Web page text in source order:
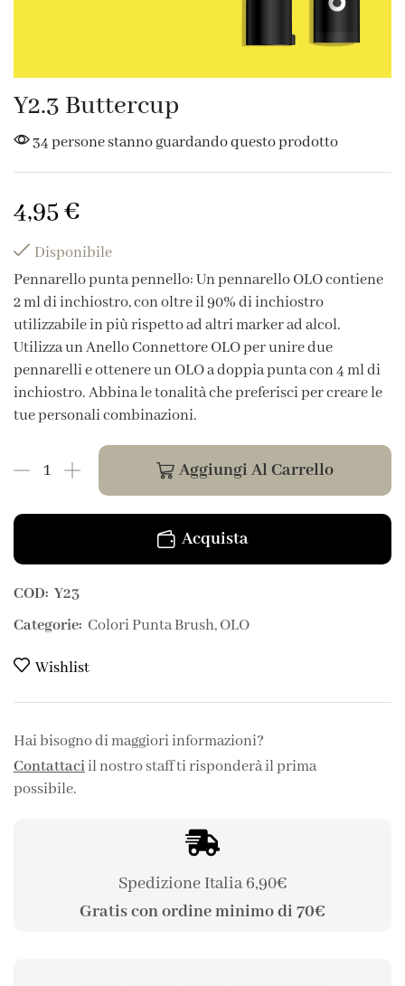
Y2.3 Buttercup
34 persone stanno guardando questo prodotto
4,95€
Disponibile
Pennarello punta pennello: Un pennarello OLO contiene
2 ml di inchiostro, con oltre il 90% di inchiostro
utilizzabile in più rispetto ad altri marker ad alcol.
Utilizza un Anello Connettore OLO per unire due
pennarelli e ottenere un OLO a doppia punta con 4 ml di
inchiostro. Abbina le tonalità che preferisci per creare le
tue personali combinazioni.
Aggiungi Al Carrello
Acquista
COD: Y23
Categorie: Colori Punta Brush,OLO
Wishlist
Hai bisogno di maggiori informazioni?
Contattaciil nostro staff ti risponderà il prima
possibile.
Spedizione Italia 6,90€
Gratis con ordine minimo di 70€